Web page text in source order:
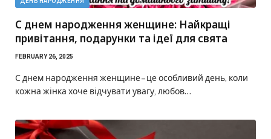
С днем народження женщине: Найкращі
привітання, подарунки та ідеї для свята
FEBRUARY 26, 2025
С днем народження женщине – це особливий день, коли
кожна жінка хоче відчувати увагу, любов…